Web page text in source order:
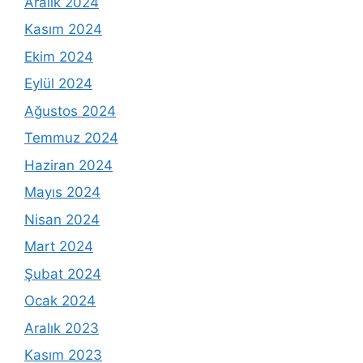
Kasım 2024
Ekim 2024
Eylül 2024
Ağustos 2024
Temmuz 2024
Haziran 2024
Mayıs 2024
Nisan 2024
Mart 2024
Şubat 2024
Ocak 2024
Aralık 2023
Kasım 2023